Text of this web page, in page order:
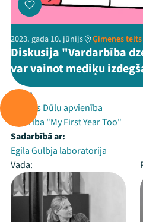
2023. gada 10. jūnijs Ģimenes telts
Diskusija "Vardarbība
var vainot mediķu
Rīko:
Latvijas Dūlu apvienība
Biedrība "My First Year Too"
Sadarbībā ar:
Egila Gulbja laboratorija
Vada: